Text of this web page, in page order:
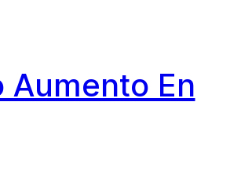
Aumento En